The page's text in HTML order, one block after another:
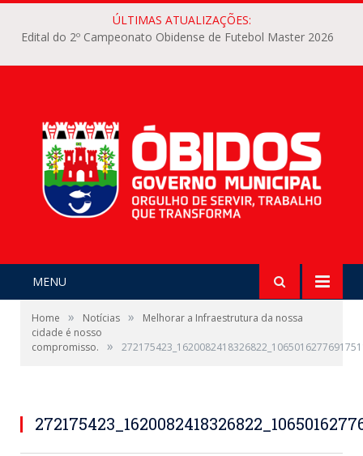
ÚLTIMAS ATUALIZAÇÕES:
Edital do 2º Campeonato Obidense de Futebol Master 2026
MENU
Home » Notícias »
Melhorar a Infraestrutura da nossa
cidade é nosso
compromisso.
»